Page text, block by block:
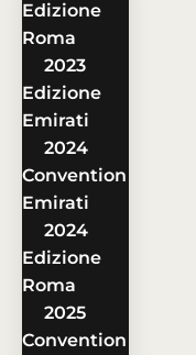
Edizione
Roma
2023
Edizione
Emirati
2024
Convention
Emirati
2024
Edizione
Roma
2025
Convention